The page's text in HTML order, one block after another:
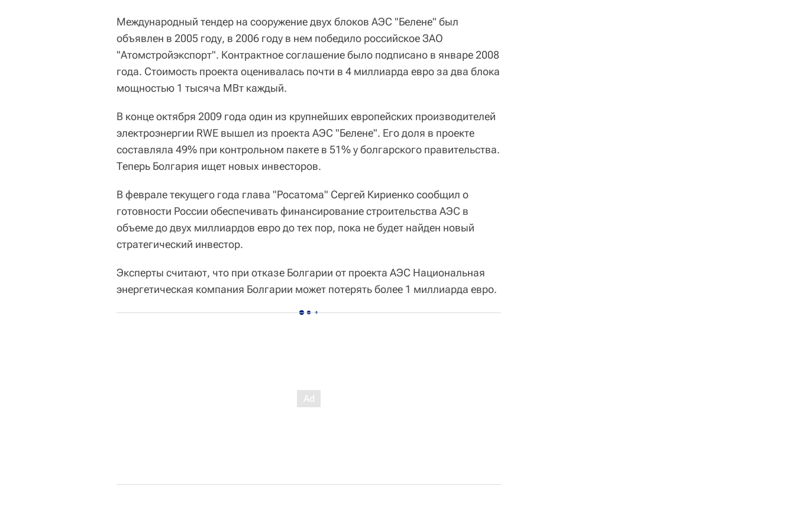
Международный тендер на сооружение двух блоков АЭС "Белене" был
объявлен в 2005 году, в 2006 году в нем победило российское ЗАО
"Атомстройэкспорт". Контрактное соглашение было подписано в январе 2008
года. Стоимость проекта оценивалась почти в 4 миллиарда евро за два блока
мощностью 1 тысяча МВт каждый.
В конце октября 2009 года один из крупнейших европейских производителей
электроэнергии RWE вышел из проекта АЭС "Белене". Его доля в проекте
составляла 49% при контрольном пакете в 51% у болгарского правительства.
Теперь Болгария ищет новых инвесторов.
В феврале текущего года глава "Росатома" Сергей Кириенко сообщил о
готовности России обеспечивать финансирование строительства АЭС в
объеме до двух миллиардов евро до тех пор, пока не будет найден новый
стратегический инвестор.
Эксперты считают, что при отказе Болгарии от проекта АЭС Национальная
энергетическая компания Болгарии может потерять более 1 миллиарда евро.